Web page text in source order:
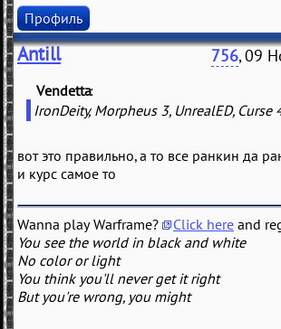
Профиль
Antill 756, 09
Vendetta
IronDeity, Morpheus 3, UnrealED, Curse
вот это правильно, а то все ранкин да
и курс самое то
Wanna play Warframe? Click here and
You see the world in black and white
No color or light
You think you'll never get it right
But you're wrong, you might